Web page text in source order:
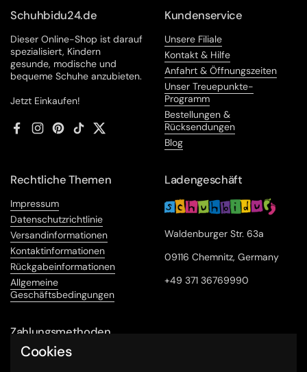
Schuhbidu24.de
Dieser Online-Shop ist darauf
spezialisiert, Kindern
gesunde, modische und
bequeme Schuhe anzubieten.
Jetzt Einkaufen!
FacebookInstagram
Pinterest
TikTokTwitter
Kundenservice
Unsere Filiale
Kontakt & Hilfe
Anfahrt & Öffnungszeiten
Unser Treuepunkte-
Programm
Bestellungen &
Rücksendungen
Blog
Rechtliche Themen
Impressum
Datenschutzrichtlinie
Versandinformationen
Kontaktinformationen
Rückgabeinformationen
Allgemeine
Geschäftsbedingungen
Ladengeschäft
Waldenburger Str. 63a
09116 Chemnitz, Germany
+49 371 36769990
Zahlungsmethoden
Cookies